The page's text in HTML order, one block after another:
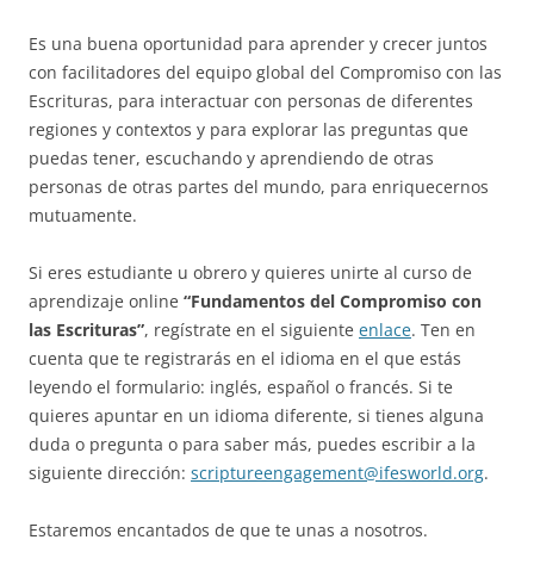
Es una buena oportunidad para aprender y crecer juntos
con facilitadores del equipo global del Compromiso con las
Escrituras, para interactuar con personas de diferentes
regiones y contextos y para explorar las preguntas que
puedas tener, escuchando y aprendiendo de otras
personas de otras partes del mundo, para enriquecernos
mutuamente.
Si eres estudiante u obrero y quieres unirte al curso de
aprendizaje online “Fundamentos del Compromiso con
las Escrituras”, regístrate en el siguiente enlace. Ten en
cuenta que te registrarás en el idioma en el que estás
leyendo el formulario: inglés, español o francés. Si te
quieres apuntar en un idioma diferente, si tienes alguna
duda o pregunta o para saber más, puedes escribir a la
siguiente dirección: scriptureengagement@ifesworld.org.
Estaremos encantados de que te unas a nosotros.